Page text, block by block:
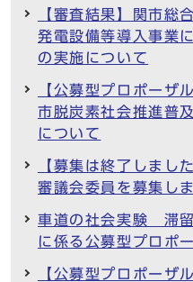
【審査結果】関市総
発電設備等導入事業
の実施について
【公募型プロポーザ
市脱炭素社会推進普
について
【募集は終了しまし
審議会委員を募集し
車道の社会実験 滞
に係る公募型プロポ
【公募型プロポーザ